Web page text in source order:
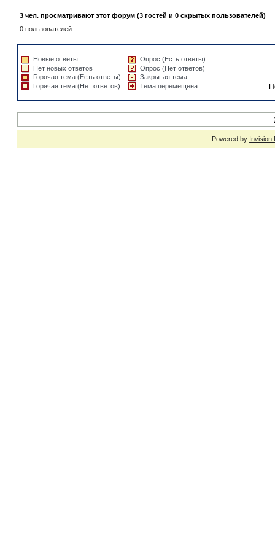
3 чел. просматривают этот форум (3 гостей и 0 скрытых пользователей)
0 пользователей:
Новые ответы
Нет новых ответов
Горячая тема (Есть ответы)
Горячая тема (Нет ответов)
Опрос (Есть ответы)
Опрос (Нет ответов)
Закрытая тема
Тема перемещена
Powered by Invision